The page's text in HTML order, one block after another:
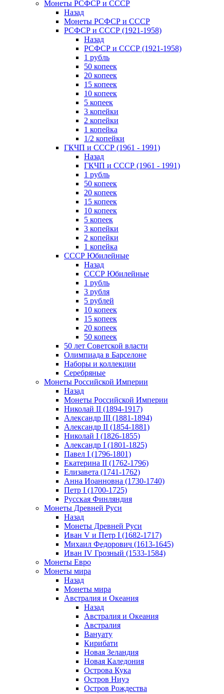
Монеты РСФСР и СССР
Назад
Монеты РСФСР и СССР
РСФСР и СССР (1921-1958)
Назад
РСФСР и СССР (1921-1958)
1 рубль
50 копеек
20 копеек
15 копеек
10 копеек
5 копеек
3 копейки
2 копейки
1 копейка
1/2 копейки
ГКЧП и СССР (1961 - 1991)
Назад
ГКЧП и СССР (1961 - 1991)
1 рубль
50 копеек
20 копеек
15 копеек
10 копеек
5 копеек
3 копейки
2 копейки
1 копейка
СССР Юбилейные
Назад
СССР Юбилейные
1 рубль
3 рубля
5 рублей
10 копеек
15 копеек
20 копеек
50 копеек
50 лет Советской власти
Олимпиада в Барселоне
Наборы и коллекции
Серебряные
Монеты Российской Империи
Назад
Монеты Российской Империи
Николай II (1894-1917)
Александр III (1881-1894)
Александр II (1854-1881)
Николай I (1826-1855)
Александр I (1801-1825)
Павел I (1796-1801)
Екатерина II (1762-1796)
Елизавета (1741-1762)
Анна Иоанновна (1730-1740)
Петр I (1700-1725)
Русская Финляндия
Монеты Древней Руси
Назад
Монеты Древней Руси
Иван V и Петр I (1682-1717)
Михаил Федорович (1613-1645)
Иван IV Грозный (1533-1584)
Монеты Евро
Монеты мира
Назад
Монеты мира
Австралия и Океания
Назад
Австралия и Океания
Австралия
Вануату
Кирибати
Новая Зеландия
Новая Каледония
Острова Кука
Остров Ниуэ
Остров Рождества